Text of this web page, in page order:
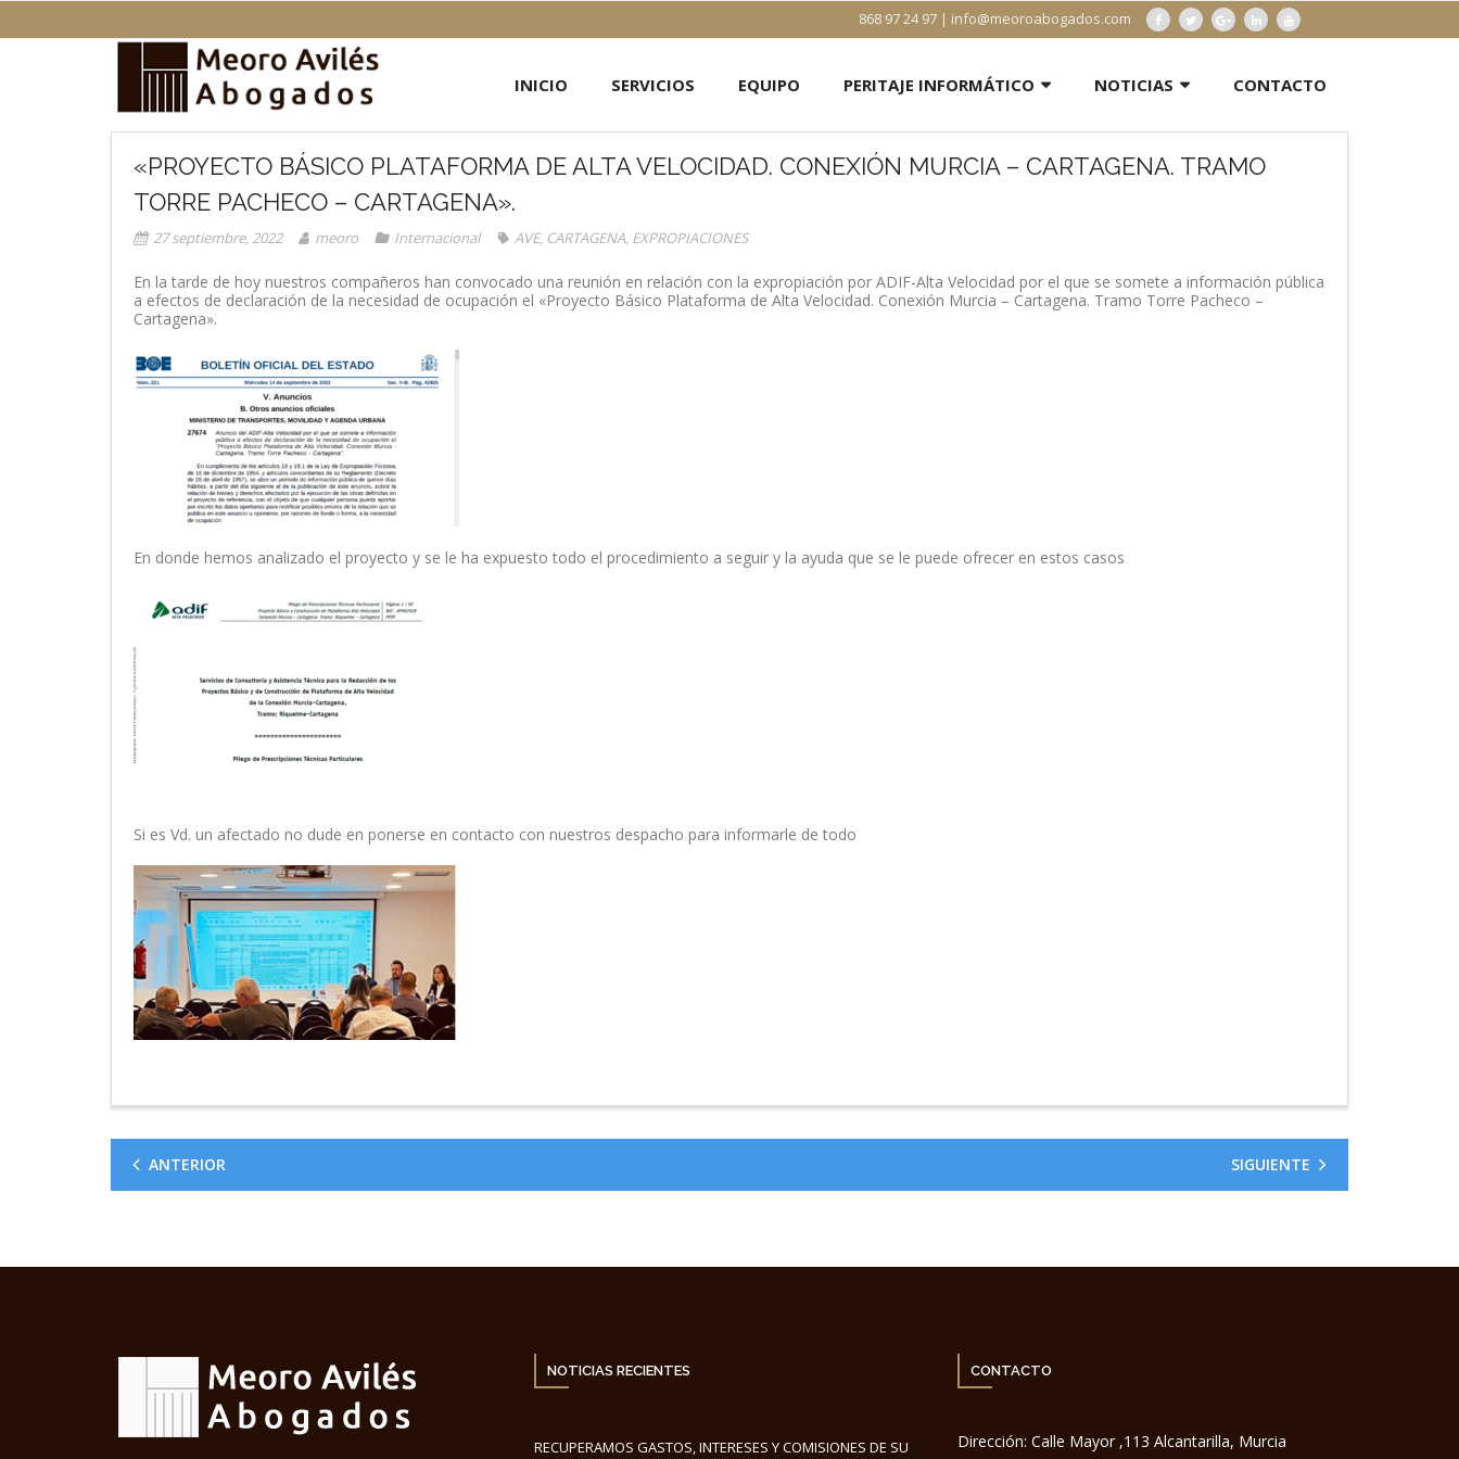
al
868 97 24 97 | info@meoroabogados.com
INICIO SERVICIOS EQUIPO PERITAJE INFORMÁTICO NOTICIAS CONTACTO
«PROYECTO BÁSICO PLATAFORMA DE ALTA VELOCIDAD. CONEXIÓN MURCIA – CARTAGENA. TRAMO
TORRE PACHECO – CARTAGENA».
27 septiembre, 2022 meoro Internacional AVE, CARTAGENA, EXPROPIACIONES
En la tarde de hoy nuestros compañeros han convocado una reunión en relación con la expropiación por ADIF-Alta Velocidad por el que se somete a información pública
a efectos de declaración de la necesidad de ocupación el «Proyecto Básico Plataforma de Alta Velocidad. Conexión Murcia – Cartagena. Tramo Torre Pacheco –
Cartagena».
En donde hemos analizado el proyecto y se le ha expuesto todo el procedimiento a seguir y la ayuda que se le puede ofrecer en estos casos
Si es Vd. un afectado no dude en ponerse en contacto con nuestros despacho para informarle de todo
ANTERIOR SIGUIENTE
NOTICIAS RECIENTES
RECUPERAMOS GASTOS, INTERESES Y COMISIONES DE SU
CONTACTO
Dirección: Calle Mayor ,113 Alcantarilla, Murcia